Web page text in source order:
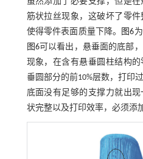
筋状拉丝现象，这破坏了零件
使得零件表面质量下降。
图6
图6可以看出，悬垂面的底部
现象，在含有悬垂圆柱结构
垂圆部分的前10%层数，打印
底面没有足够的支撑力就出
状完整以及打印效率，必须添